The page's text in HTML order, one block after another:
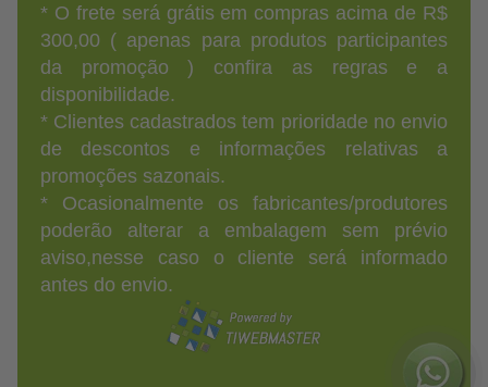
* O frete será grátis em compras acima de R$
300,00 ( apenas para produtos participantes
da promoção ) confira as regras e a
disponibilidade.
* Clientes cadastrados tem prioridade no envio
de descontos e informações relativas a
promoções sazonais.
* Ocasionalmente os fabricantes/produtores
poderão alterar a embalagem sem prévio
aviso,nesse caso o cliente será informado
antes do envio.